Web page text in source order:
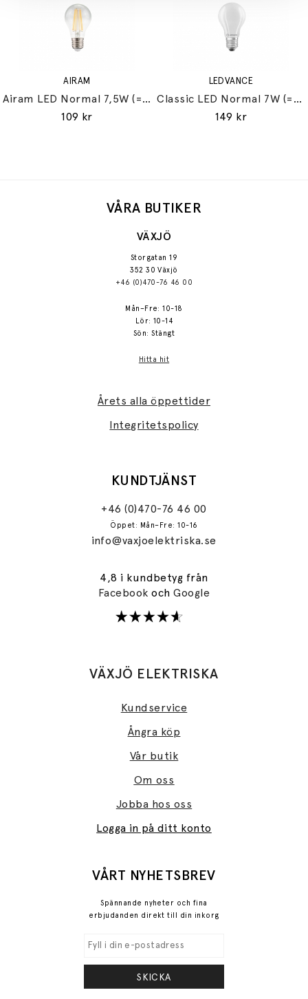
AIRAM
Airam LED Normal 7,5W (=60W) E27
109 kr
LEDVANCE
Classic LED Normal 7W (=60W) E27
149 kr
VÅRA BUTIKER
VÄXJÖ
Storgatan 19
352 30 Växjö
+46 (0)470-76 46 00
Mån–Fre: 10-18
Lör: 10-14
Sön: Stängt
Hitta hit
Årets alla öppettider
Integritetspolicy
KUNDTJÄNST
+46 (0)470-76 46 00
Öppet: Mån–Fre: 10-16
info@vaxjoelektriska.se
4,8 i kundbetyg från
FacebookochGoogle
VÄXJÖ ELEKTRISKA
Kundservice
Ångra köp
Vår butik
Om oss
Jobba hos oss
Logga in på ditt konto
VÅRT NYHETSBREV
Spännande nyheter och fina
erbjudanden direkt till din inkorg
SKICKA